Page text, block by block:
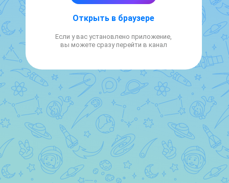
Открыть в браузере
Если у вас установлено приложение,
вы можете сразу перейти в канал